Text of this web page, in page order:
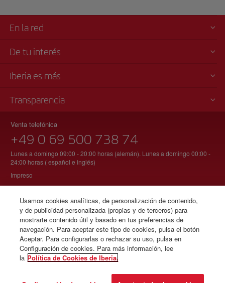
En la red
De tu interés
Iberia es más
Transparencia
Venta telefónica
+49 0 69 500 738 74
Lunes a domingo 09:00 - 20:00 horas (alemán). Lunes a domingo 00:00 -
24:00 horas ( español e inglés)
Impreso
© Iberia 2026
Usamos cookies analíticas, de personalización de contenido,
y de publicidad personalizada (propias y de terceros) para
mostrarte contenido útil y basado en tus preferencias de
navegación. Para aceptar este tipo de cookies, pulsa el botón
Aceptar. Para configurarlas o rechazar su uso, pulsa en
Configuración de cookies. Para más información, lee
la Política de Cookies de Iberia.